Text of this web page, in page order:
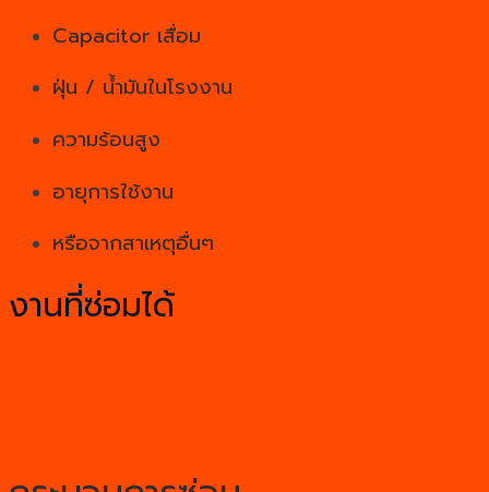
Capacitor เสื่อม
ฝุ่น / น้ำมันในโรงงาน
ความร้อนสูง
อายุการใช้งาน
หรือจากสาเหตุอื่นๆ
งานที่ซ่อมได้